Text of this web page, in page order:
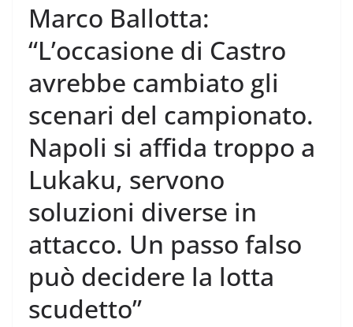
Marco Ballotta:
“L’occasione di Castro
avrebbe cambiato gli
scenari del campionato.
Napoli si affida troppo a
Lukaku, servono
soluzioni diverse in
attacco. Un passo falso
può decidere la lotta
scudetto”